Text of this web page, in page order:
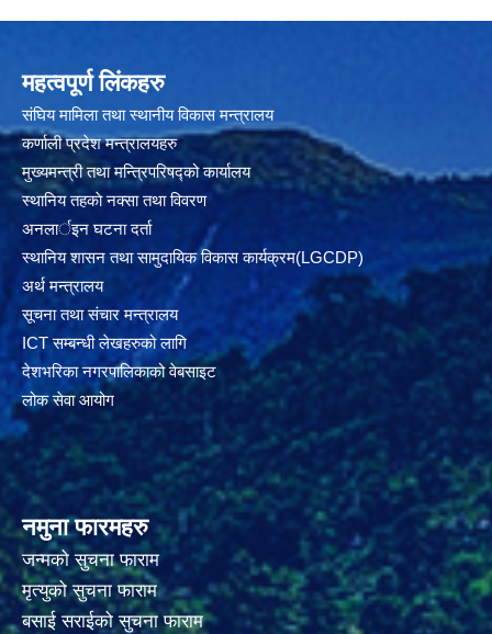
महत्वपूर्ण लिंकहरु
संघिय मामिला तथा स्थानीय विकास मन्त्रालय
कर्णाली प्रदेश मन्त्रालयहरु
मुख्यमन्त्री तथा मन्त्रिपरिषद्को कार्यालय
स्थानिय तहकाे नक्सा तथा विवरण
अनलार्इन घटना दर्ता
स्थानिय शासन तथा सामुदायिक विकास कार्यक्रम(LGCDP)
अर्थ मन्त्रालय
सूचना तथा संचार मन्त्रालय
ICT सम्बन्धी लेखहरुको लागि
देशभरिका नगरपालिकाको वेबसाइट
लोक सेवा आयोग
नमुना फारमहरु
जन्मको सुचना फाराम
मृत्युको सुचना फाराम
बसाई सराईको सुचना फाराम